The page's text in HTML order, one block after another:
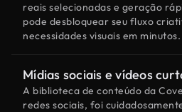
reais selecionadas e geração
pode desbloquear seu fluxo
necessidades visuais em minutos.
Mídias sociais e vídeos
A biblioteca de conteúdo da
redes sociais, foi